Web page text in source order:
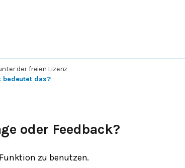
der freien Lizenz
bedeutet das?
oder Feedback?
zu benutzen.